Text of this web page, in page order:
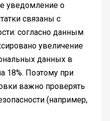
уведомление о
связаны с
согласно данным
увеличение
данных в
18%. Поэтому при
важно проверять
(например,